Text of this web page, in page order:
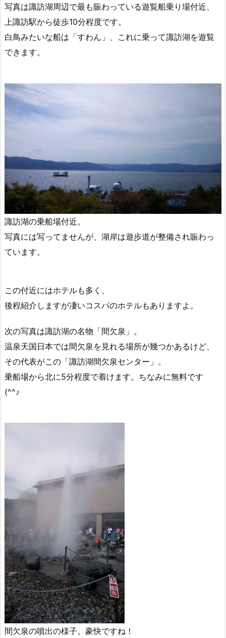
写真は諏訪湖周辺で最も賑わっている遊覧船乗り場付近、
上諏訪駅から徒歩10分程度です。
白鳥みたいな船は「すわん」、これに乗って諏訪湖を遊覧
できます。
諏訪湖の乗船場付近。
写真には写ってませんが、湖岸は遊歩道が整備され賑わっ
ています。
この付近にはホテルも多く、
後程紹介しますが凄いコスパのホテルもありますよ。
次の写真は諏訪湖の名物「間欠泉」。
温泉天国日本では間欠泉を見れる場所が幾つかあるけど、
その代表がこの「諏訪湖間欠泉センター」。
乗船場から北に5分程度で着けます。ちなみに無料です
(^^♪
間欠泉の噴出の様子。豪快ですね！